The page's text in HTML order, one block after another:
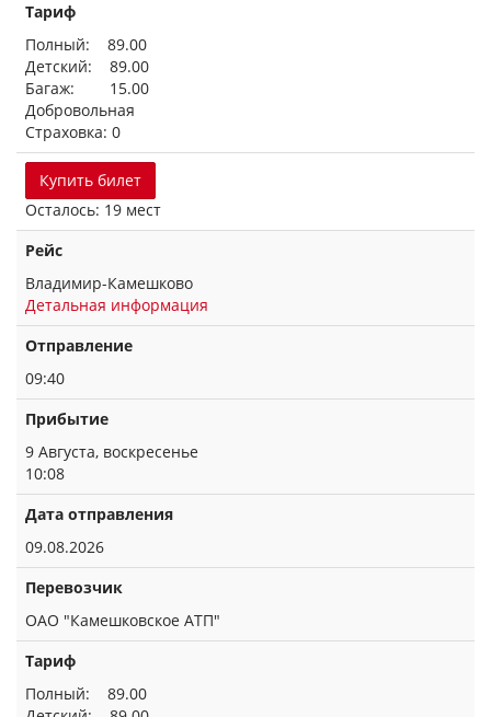
Тариф
Полный: 89.00
Детский: 89.00
Багаж: 15.00
Добровольная
Страховка: 0
Купить билет
Осталось: 19 мест
Рейс
Владимир-Камешково
Детальная информация
Отправление
09:40
Прибытие
9 Августа, воскресенье
10:08
Дата отправления
09.08.2026
Перевозчик
ОАО "Камешковское АТП"
Тариф
Полный: 89.00